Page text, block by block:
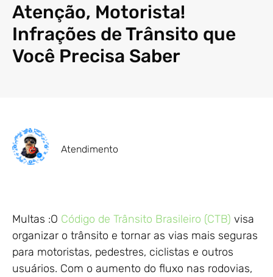
Atenção, Motorista!
Infrações de Trânsito que
Você Precisa Saber
Atendimento
Multas :O Código de Trânsito Brasileiro (CTB) visa
organizar o trânsito e tornar as vias mais seguras
para motoristas, pedestres, ciclistas e outros
usuários. Com o aumento do fluxo nas rodovias,